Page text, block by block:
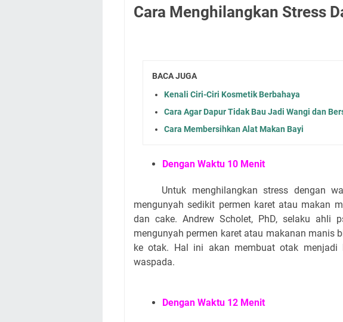
Cara Menghilangkan Stress
BACA JUGA
Kenali Ciri-Ciri Kosmetik Berbahaya
Cara Agar Dapur Tidak Bau Jadi Wangi dan
Cara Membersihkan Alat Makan Bayi
Dengan Waktu 10 Menit
Untuk menghilangkan stress dengan
mengunyah sedikit permen karet atau makan
dan cake. Andrew Scholet, PhD, selaku ahli
mengunyah permen karet atau makanan manis
ke otak. Hal ini akan membuat otak menjadi
waspada.
Dengan Waktu 12 Menit